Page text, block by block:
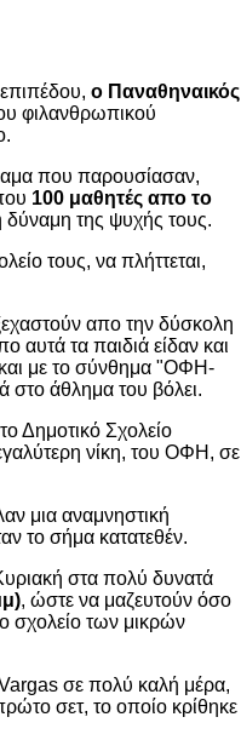
ο Παναθηναικός
φιλανθρωπικού
που παρουσίασαν,
100 μαθητές απο το
δύναμη της ψυχής τους.
τους, να πλήττεται,
απο την δύσκολη
αυτά τα παιδιά είδαν και
και με το σύνθημα "ΟΦΗ-
στο άθλημα του βόλει.
Δημοτικό Σχολείο
νίκη, του ΟΦΗ, σε
μια αναμνηστική
το σήμα κατατεθέν.
στα πολύ δυνατά
, ώστε να μαζευτούν όσο
σχολείο των μικρών
σε πολύ καλή μέρα,
σετ, το οποίο κρίθηκε